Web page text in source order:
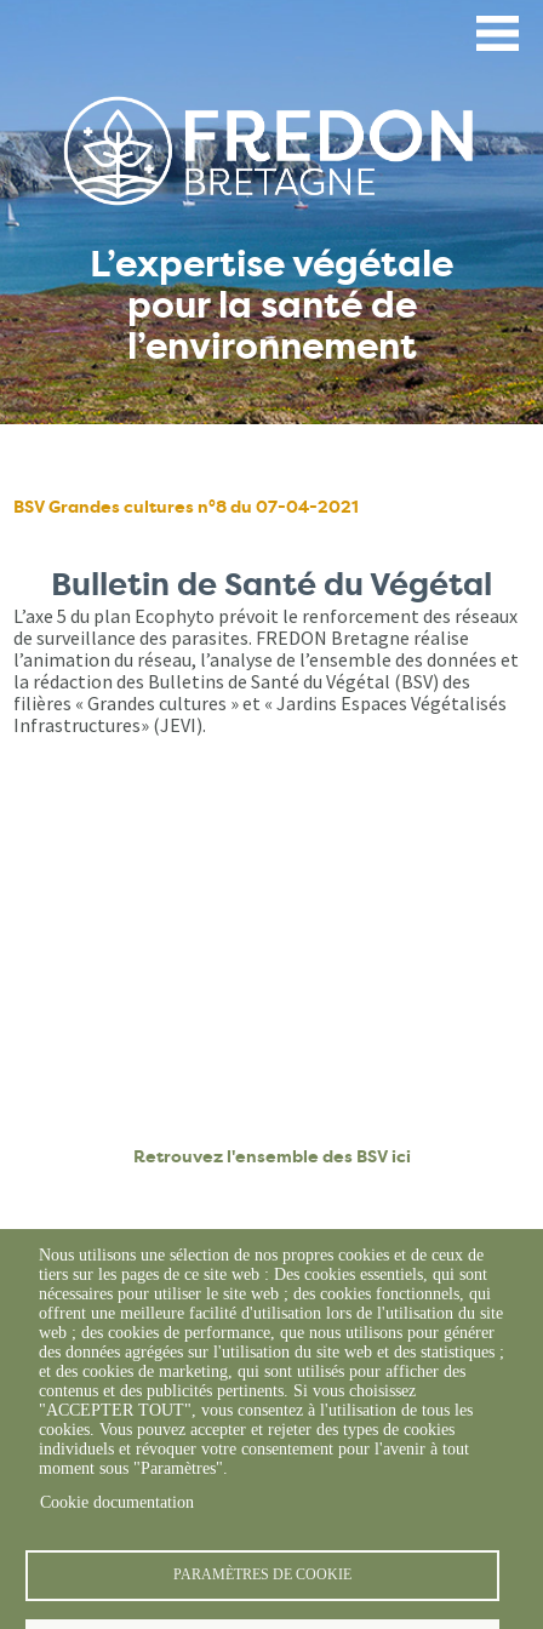
L’expertise végétale
pour la santé de
l’environnement
BSV Grandes cultures n°8 du 07-04-2021
Bulletin de Santé du Végétal
L’axe 5 du plan Ecophyto prévoit le renforcement des réseaux
de surveillance des parasites. FREDON Bretagne réalise
l’animation du réseau, l’analyse de l’ensemble des données et
la rédaction des Bulletins de Santé du Végétal (BSV) des
filières « Grandes cultures » et « Jardins Espaces Végétalisés
Infrastructures» (JEVI).
Retrouvez l'ensemble des BSV ici
© FREDON 2019 -Mentions légales
Nous utilisons une sélection de nos propres cookies et de ceux de
tiers sur les pages de ce site web : Des cookies essentiels, qui sont
nécessaires pour utiliser le site web ; des cookies fonctionnels, qui
offrent une meilleure facilité d'utilisation lors de l'utilisation du site
web ; des cookies de performance, que nous utilisons pour générer
des données agrégées sur l'utilisation du site web et des statistiques ;
et des cookies de marketing, qui sont utilisés pour afficher des
contenus et des publicités pertinents. Si vous choisissez
"ACCEPTER TOUT", vous consentez à l'utilisation de tous les
cookies. Vous pouvez accepter et rejeter des types de cookies
individuels et révoquer votre consentement pour l'avenir à tout
moment sous "Paramètres".
Cookie documentation
PARAMÈTRES DE COOKIE